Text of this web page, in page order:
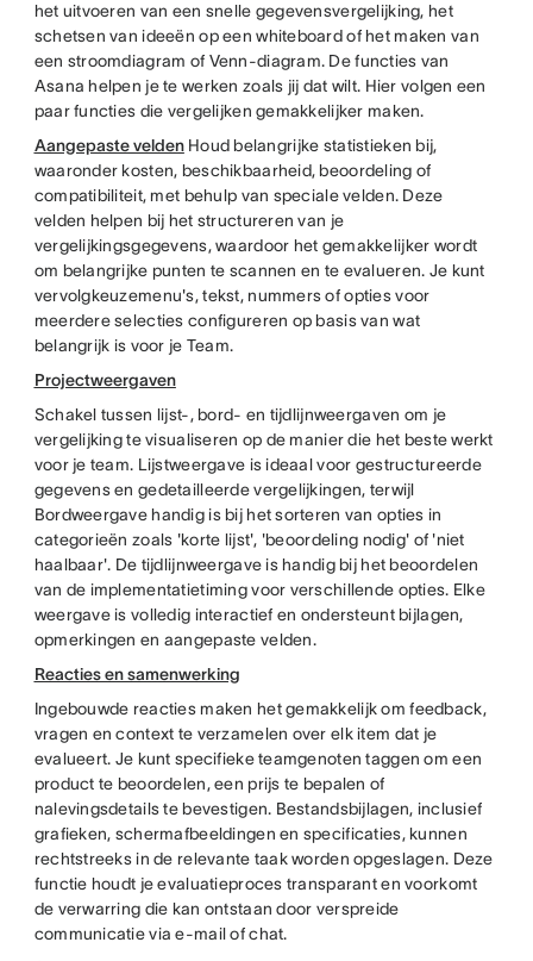
het uitvoeren van een snelle gegevensvergelijking, het
schetsen van ideeën op een whiteboard of het maken van
een stroomdiagram of Venn-diagram. De functies van
Asana helpen je te werken zoals jij dat wilt. Hier volgen een
paar functies die vergelijken gemakkelijker maken.
Aangepaste veldenHoud belangrijke statistieken bij,
waaronder kosten, beschikbaarheid, beoordeling of
compatibiliteit, met behulp van speciale velden. Deze
velden helpen bij het structureren van je
vergelijkingsgegevens, waardoor het gemakkelijker wordt
om belangrijke punten te scannen en te evalueren. Je kunt
vervolgkeuzemenu's, tekst, nummers of opties voor
meerdere selecties configureren op basis van wat
belangrijk is voor je Team.
Projectweergaven
Schakel tussen lijst-, bord- en tijdlijnweergaven om je
vergelijking te visualiseren op de manier die het beste werkt
voor je team. Lijstweergave is ideaal voor gestructureerde
gegevens en gedetailleerde vergelijkingen, terwijl
Bordweergave handig is bij het sorteren van opties in
categorieën zoals 'korte lijst', 'beoordeling nodig' of 'niet
haalbaar'. De tijdlijnweergave is handig bij het beoordelen
van de implementatietiming voor verschillende opties. Elke
weergave is volledig interactief en ondersteunt bijlagen,
opmerkingen en aangepaste velden.
Reacties en samenwerking
Ingebouwde reacties maken het gemakkelijk om feedback,
vragen en context te verzamelen over elk item dat je
evalueert. Je kunt specifieke teamgenoten taggen om een
product te beoordelen, een prijs te bepalen of
nalevingsdetails te bevestigen. Bestandsbijlagen, inclusief
grafieken, schermafbeeldingen en specificaties, kunnen
rechtstreeks in de relevante taak worden opgeslagen. Deze
functie houdt je evaluatieproces transparant en voorkomt
de verwarring die kan ontstaan door verspreide
communicatie via e-mail of chat.